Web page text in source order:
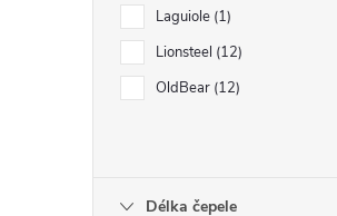
Laguiole 1
Lionsteel 12
OldBear 12
Délka čepele